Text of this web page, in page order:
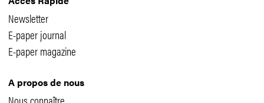
Newsletter
E-paper journal
E-paper magazine
A propos de nous